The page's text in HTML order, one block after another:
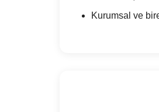
Kurumsal ve